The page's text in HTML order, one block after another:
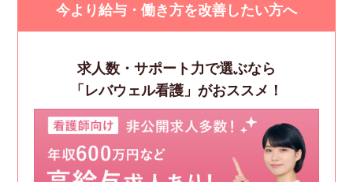
今より給与・働き方を改善したい方へ
求人数・サポート力で選ぶなら
「レバウェル看護」がおススメ！